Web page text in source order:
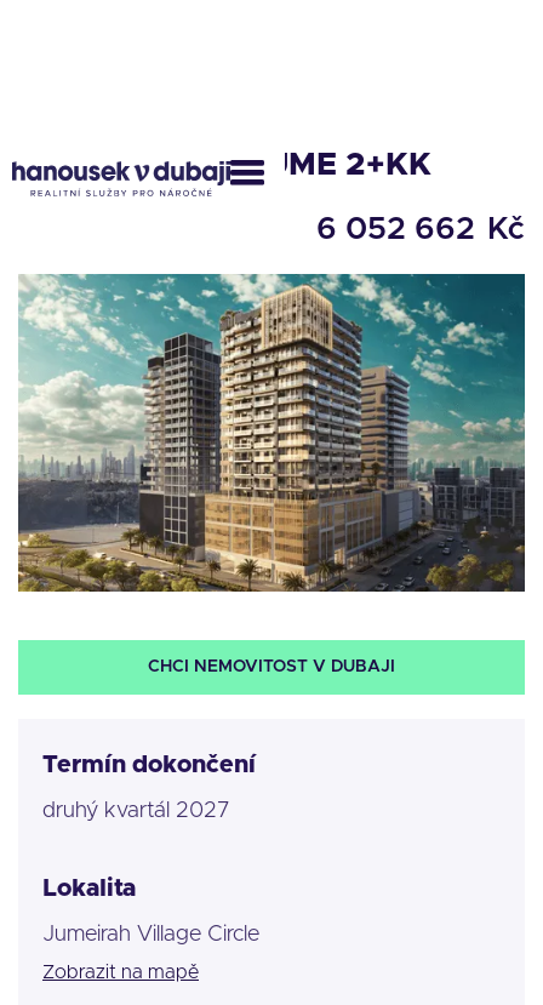
PROJEKT S&S LUME 2+KK
6 052 662 Kč
CHCI NEMOVITOST V DUBAJI
Termín dokončení
druhý kvartál 2027
Lokalita
Jumeirah Village Circle
Zobrazit na mapě